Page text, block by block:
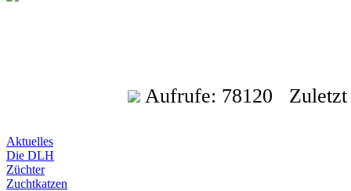
Aufrufe: 78120 Zuletzt
Aktuelles
Die DLH
Züchter
Zuchtkatzen